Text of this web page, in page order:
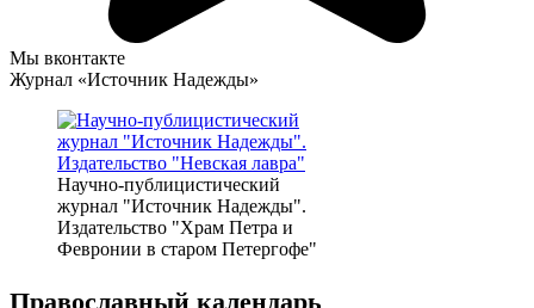
Мы вконтакте
Журнал «Источник Надежды»
Научно-публицистический
журнал "Источник Надежды".
Издательство "Храм Петра и
Февронии в старом Петергофе"
Православный календарь